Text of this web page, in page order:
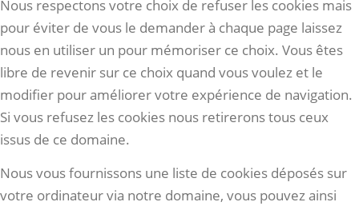
Nous respectons votre choix de refuser les cookies mais
pour éviter de vous le demander à chaque page laissez
nous en utiliser un pour mémoriser ce choix. Vous êtes
libre de revenir sur ce choix quand vous voulez et le
modifier pour améliorer votre expérience de navigation.
Si vous refusez les cookies nous retirerons tous ceux
issus de ce domaine.
Nous vous fournissons une liste de cookies déposés sur
votre ordinateur via notre domaine, vous pouvez ainsi